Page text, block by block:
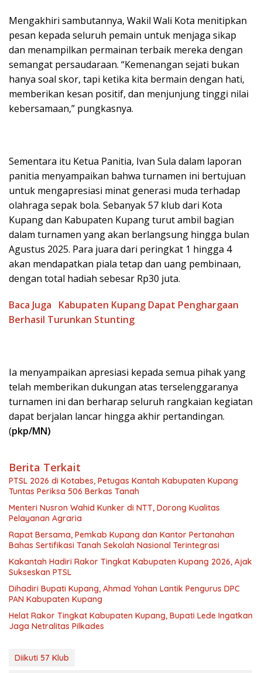
Mengakhiri sambutannya, Wakil Wali Kota menitipkan
pesan kepada seluruh pemain untuk menjaga sikap
dan menampilkan permainan terbaik mereka dengan
semangat persaudaraan. “Kemenangan sejati bukan
hanya soal skor, tapi ketika kita bermain dengan hati,
memberikan kesan positif, dan menjunjung tinggi nilai
kebersamaan,” pungkasnya.
Sementara itu Ketua Panitia, Ivan Sula dalam laporan
panitia menyampaikan bahwa turnamen ini bertujuan
untuk mengapresiasi minat generasi muda terhadap
olahraga sepak bola. Sebanyak 57 klub dari Kota
Kupang dan Kabupaten Kupang turut ambil bagian
dalam turnamen yang akan berlangsung hingga bulan
Agustus 2025. Para juara dari peringkat 1 hingga 4
akan mendapatkan piala tetap dan uang pembinaan,
dengan total hadiah sebesar Rp30 juta.
Baca Juga
Kabupaten Kupang Dapat Penghargaan
Berhasil Turunkan Stunting
Ia menyampaikan apresiasi kepada semua pihak yang
telah memberikan dukungan atas terselenggaranya
turnamen ini dan berharap seluruh rangkaian kegiatan
dapat berjalan lancar hingga akhir pertandingan.
(pkp/MN)
Berita Terkait
PTSL 2026 di Kotabes, Petugas Kantah Kabupaten Kupang
Tuntas Periksa 506 Berkas Tanah
Menteri Nusron Wahid Kunker di NTT, Dorong Kualitas
Pelayanan Agraria
Rapat Bersama, Pemkab Kupang dan Kantor Pertanahan
Bahas Sertifikasi Tanah Sekolah Nasional Terintegrasi
Kakantah Hadiri Rakor Tingkat Kabupaten Kupang 2026, Ajak
Sukseskan PTSL
Dihadiri Bupati Kupang, Ahmad Yohan Lantik Pengurus DPC
PAN Kabupaten Kupang
Helat Rakor Tingkat Kabupaten Kupang, Bupati Lede Ingatkan
Jaga Netralitas Pilkades
Diikuti 57 Klub